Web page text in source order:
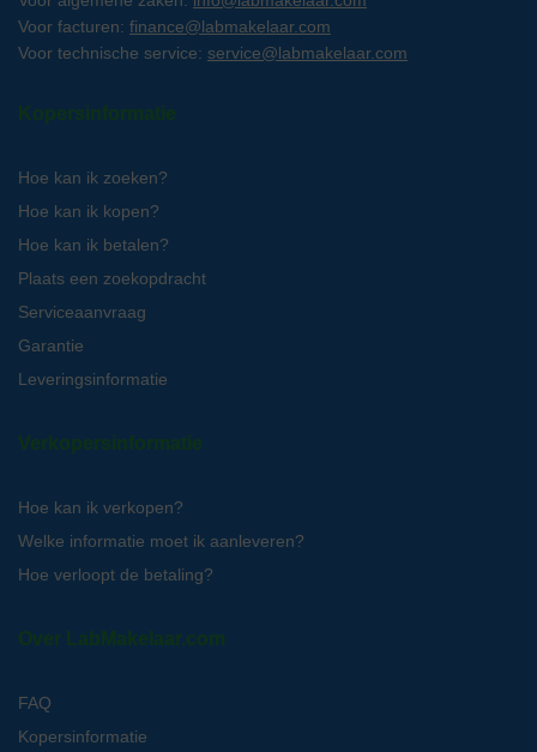
Voor facturen: finance@labmakelaar.com
Voor technische service: service@labmakelaar.com
Kopersinformatie
Hoe kan ik zoeken?
Hoe kan ik kopen?
Hoe kan ik betalen?
Plaats een zoekopdracht
Serviceaanvraag
Garantie
Leveringsinformatie
Verkopersinformatie
Hoe kan ik verkopen?
Welke informatie moet ik aanleveren?
Hoe verloopt de betaling?
Over LabMakelaar.com
FAQ
Kopersinformatie